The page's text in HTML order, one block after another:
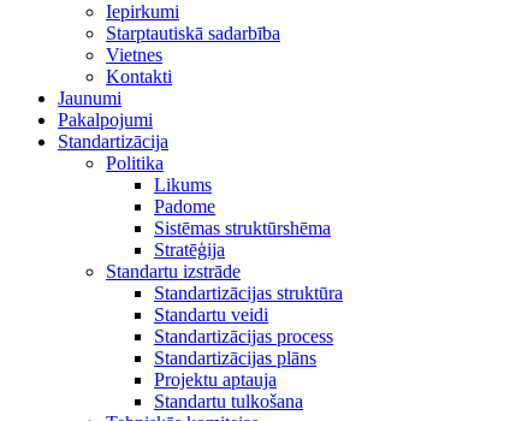
Iepirkumi
Starptautiskā sadarbība
Vietnes
Kontakti
Jaunumi
Pakalpojumi
Standartizācija
Politika
Likums
Padome
Sistēmas struktūrshēma
Stratēģija
Standartu izstrāde
Standartizācijas struktūra
Standartu veidi
Standartizācijas process
Standartizācijas plāns
Projektu aptauja
Standartu tulkošana